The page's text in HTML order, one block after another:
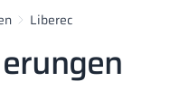
Liberec